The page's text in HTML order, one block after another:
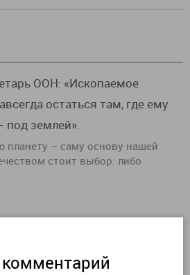
ООН: «Ископаемое
остаться там, где ему
под землей».
– саму основу нашей
стоит выбор: либо